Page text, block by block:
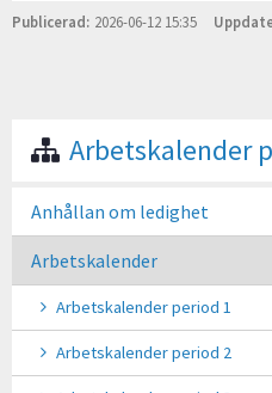
Publicerad 2026-06-12 15:35
Arbetskalender
Anhållan om ledighet
Arbetskalender
Arbetskalender period 1
Arbetskalender period 2